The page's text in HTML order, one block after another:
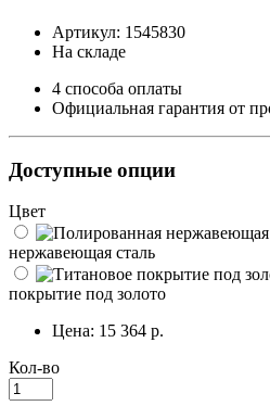
Артикул: 1545830
На складе
4 способа оплаты
Официальная гарантия от
Доступные опции
Цвет
нержавеющая сталь
покрытие под золото
Цена: 15 364 р.
Кол-во